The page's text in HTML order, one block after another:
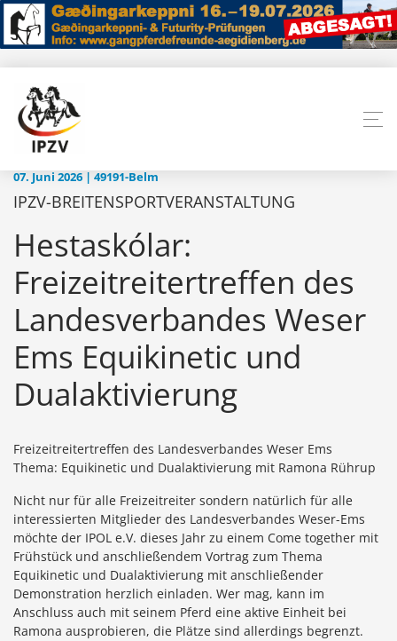
07. Juni 2026 | 49191-Belm
IPZV-BREITENSPORTVERANSTALTUNG
Hestaskólar:
Freizeitreitertreffen des
Landesverbandes Weser
Ems Equikinetic und
Dualaktivierung
Freizeitreitertreffen des Landesverbandes Weser Ems
Thema: Equikinetic und Dualaktivierung mit Ramona Rührup
Nicht nur für alle Freizeitreiter sondern natürlich für alle
interessierten Mitglieder des Landesverbandes Weser-Ems
möchte der IPOL e.V. dieses Jahr zu einem Come together mit
Frühstück und anschließendem Vortrag zum Thema
Equikinetic und Dualaktivierung mit anschließender
Demonstration herzlich einladen. Wer mag, kann im
Anschluss auch mit seinem Pferd eine aktive Einheit bei
Ramona ausprobieren, die Plätze sind allerdings begrenzt.